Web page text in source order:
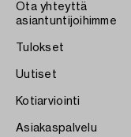
Ota yhteyttä
asiantuntijoihimme
Tulokset
Uutiset
Kotiarviointi
Asiakaspalvelu